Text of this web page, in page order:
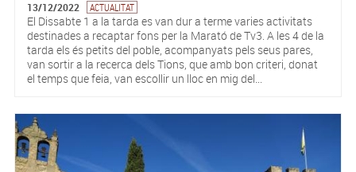
13/12/2022 ACTUALITAT
El Dissabte 1 a la tarda es van dur a terme varies activitats
destinades a recaptar fons per la Marató de Tv3. A les 4 de la
tarda els és petits del poble, acompanyats pels seus pares,
van sortir a la recerca dels Tions, que amb bon criteri, donat
el temps que feia, van escollir un lloc en mig del...